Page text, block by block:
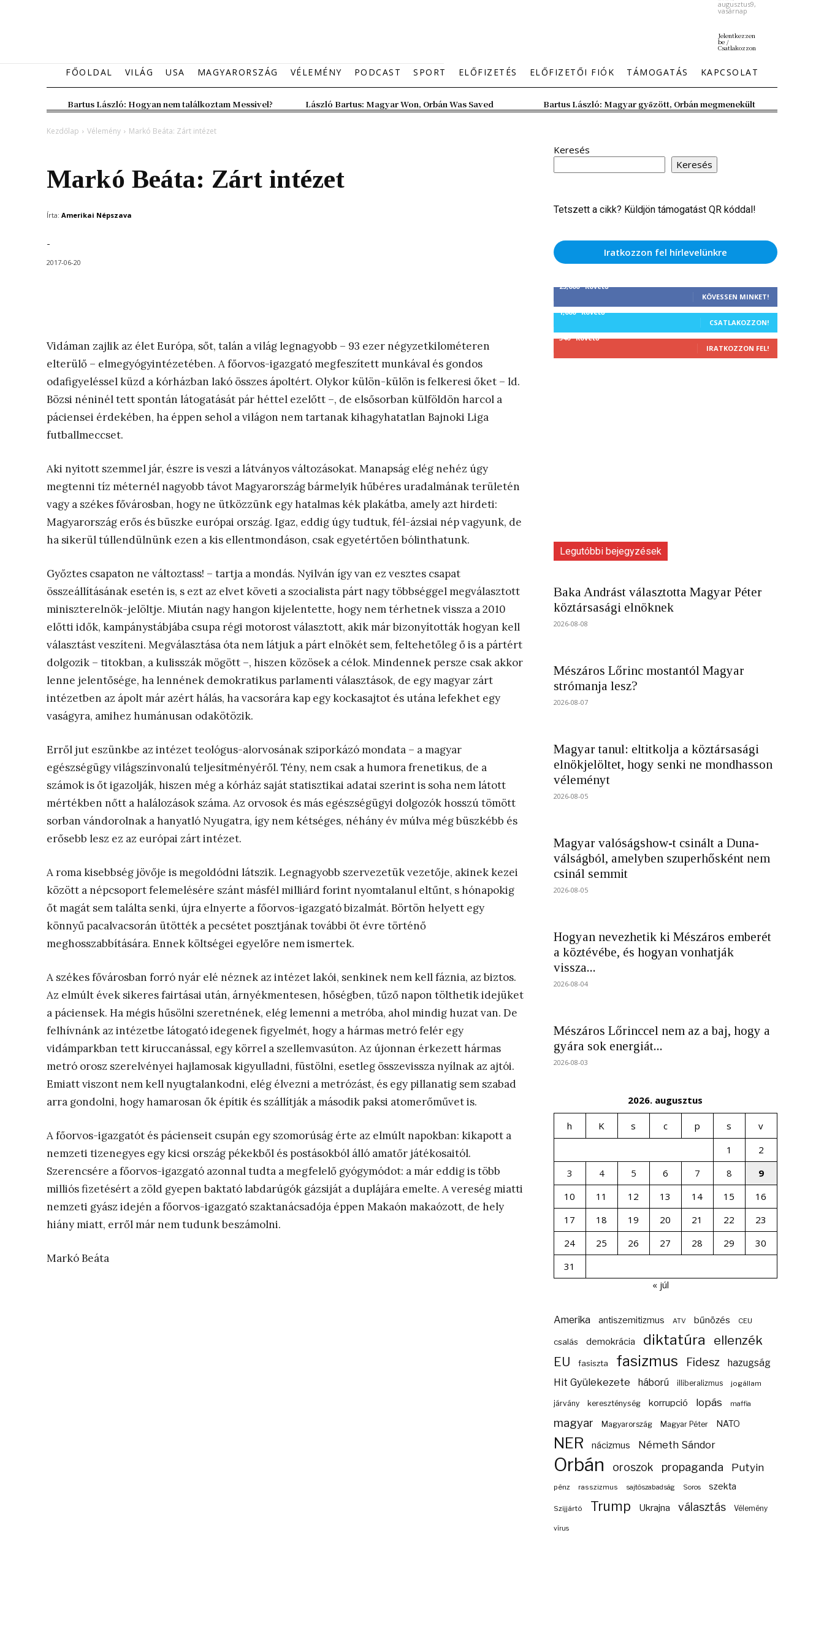
augusztus9,
vasárnap
Jelentkezzen
be /
Csatlakozzon
FŐOLDAL VILÁG USA MAGYARORSZÁG VÉLEMÉNY PODCAST SPORT ELŐFIZETÉS ELŐFIZETŐI FIÓK TÁMOGATÁS KAPCSOLAT
Bartus László: Hogyan nem találkoztam Messivel? László Bartus: Magyar Won, Orbán Was Saved Bartus László: Magyar győzött, Orbán megmenekült
Kezdőlap Vélemény Markó Beáta: Zárt intézet
Markó Beáta: Zárt intézet
Írta: Amerikai Népszava
-
2017-06-20
Vidáman zajlik az élet Európa, sőt, talán a világ legnagyobb – 93 ezer négyzetkilométeren
elterülő – elmegyógyintézetében. A főorvos-igazgató megfeszített munkával és gondos
odafigyeléssel küzd a kórházban lakó összes ápoltért. Olykor külön-külön is felkeresi őket – ld.
Bözsi néninél tett spontán látogatását pár héttel ezelőtt –, de elsősorban külföldön harcol a
páciensei érdekében, ha éppen sehol a világon nem tartanak kihagyhatatlan Bajnoki Liga
futballmeccset.
Aki nyitott szemmel jár, észre is veszi a látványos változásokat. Manapság elég nehéz úgy
megtenni tíz méternél nagyobb távot Magyarország bármelyik hűbéres uradalmának területén
vagy a székes fővárosban, hogy ne ütközzünk egy hatalmas kék plakátba, amely azt hirdeti:
Magyarország erős és büszke európai ország. Igaz, eddig úgy tudtuk, fél-ázsiai nép vagyunk, de
ha sikerül túllendülnünk ezen a kis ellentmondáson, csak egyetértően bólinthatunk.
Győztes csapaton ne változtass! – tartja a mondás. Nyilván így van ez vesztes csapat
összeállításának esetén is, s ezt az elvet követi a szocialista párt nagy többséggel megválasztott
miniszterelnök-jelöltje. Miután nagy hangon kijelentette, hogy nem térhetnek vissza a 2010
előtti idők, kampánystábjába csupa régi motorost választott, akik már bizonyították hogyan kell
választást veszíteni. Megválasztása óta nem látjuk a párt elnökét sem, feltehetőleg ő is a pártért
dolgozik – titokban, a kulisszák mögött –, hiszen közösek a célok. Mindennek persze csak akkor
lenne jelentősége, ha lennének demokratikus parlamenti választások, de egy magyar zárt
intézetben az ápolt már azért hálás, ha vacsorára kap egy kockasajtot és utána lefekhet egy
vaságyra, amihez humánusan odakötözik.
Erről jut eszünkbe az intézet teológus-alorvosának sziporkázó mondata – a magyar
egészségügy világszínvonalú teljesítményéről. Tény, nem csak a humora frenetikus, de a
számok is őt igazolják, hiszen még a kórház saját statisztikai adatai szerint is soha nem látott
mértékben nőtt a halálozások száma. Az orvosok és más egészségügyi dolgozók hosszú tömött
sorban vándorolnak a hanyatló Nyugatra, így nem kétséges, néhány év múlva még büszkébb és
erősebb lesz ez az európai zárt intézet.
A roma kisebbség jövője is megoldódni látszik. Legnagyobb szervezetük vezetője, akinek kezei
között a népcsoport felemelésére szánt másfél milliárd forint nyomtalanul eltűnt, s hónapokig
őt magát sem találta senki, újra elnyerte a főorvos-igazgató bizalmát. Börtön helyett egy
könnyű pacalvacsorán ütötték a pecsétet posztjának további öt évre történő
meghosszabbítására. Ennek költségei egyelőre nem ismertek.
A székes fővárosban forró nyár elé néznek az intézet lakói, senkinek nem kell fáznia, az biztos.
Az elmúlt évek sikeres fairtásai után, árnyékmentesen, hőségben, tűző napon tölthetik idejüket
a páciensek. Ha mégis hűsölni szeretnének, elég lemenni a metróba, ahol mindig huzat van. De
felhívnánk az intézetbe látogató idegenek figyelmét, hogy a hármas metró felér egy
vidámparkban tett kiruccanással, egy körrel a szellemvasúton. Az újonnan érkezett hármas
metró orosz szerelvényei hajlamosak kigyulladni, füstölni, esetleg összevissza nyílnak az ajtói.
Emiatt viszont nem kell nyugtalankodni, elég élvezni a metrózást, és egy pillanatig sem szabad
arra gondolni, hogy hamarosan ők építik és szállítják a második paksi atomerőművet is.
A főorvos-igazgatót és pácienseit csupán egy szomorúság érte az elmúlt napokban: kikapott a
nemzeti tizenegyes egy kicsi ország pékekből és postásokból álló amatőr játékosaitól.
Szerencsére a főorvos-igazgató azonnal tudta a megfelelő gyógymódot: a már eddig is több
milliós fizetésért a zöld gyepen baktató labdarúgók gázsiját a duplájára emelte. A vereség miatti
nemzeti gyász idején a főorvos-igazgató szaktanácsadója éppen Makaón makaózott, de hely
hiány miatt, erről már nem tudunk beszámolni.
Markó Beáta
Keresés
Keresés
Tetszett a cikk? Küldjön támogatást QR kóddal!
Iratkozzon fel hírlevelünkre
25,000 Követő
KÖVESSEN MINKET!
1,000 Követő
CSATLAKOZZON!
340 Követő
IRATKOZZON FEL!
Legutóbbi bejegyzések
Baka Andrást választotta Magyar Péter
köztársasági elnöknek
2026-08-08
Mészáros Lőrinc mostantól Magyar
strómanja lesz?
2026-08-07
Magyar tanul: eltitkolja a köztársasági
elnökjelöltet, hogy senki ne mondhasson
véleményt
2026-08-05
Magyar valóságshow-t csinált a Duna-
válságból, amelyben szuperhősként nem
csinál semmit
2026-08-05
Hogyan nevezhetik ki Mészáros emberét
a köztévébe, és hogyan vonhatják
vissza...
2026-08-04
Mészáros Lőrinccel nem az a baj, hogy a
gyára sok energiát...
2026-08-03
2026. augusztus
h K s c p s
v
1
2
3
4 5 6 7 8
9
10
11 12 13 14 15
16
17
18 19 20 21 22
23
24
25 26 27 28 29
30
31
« júl
Amerika antiszemitizmus ATV bűnözés CEU
csalás demokrácia diktatúra ellenzék
EU fasiszta fasizmus Fidesz hazugság
Hit Gyülekezete háború illiberalizmus jogállam
járvány kereszténység korrupció lopás maffia
magyar Magyarország Magyar Péter NATO
NER nácizmus Németh Sándor
Orbán oroszok propaganda Putyin
pénz rasszizmus sajtószabadság Soros szekta
Szijjártó Trump Ukrajna választás Vélemény
vírus